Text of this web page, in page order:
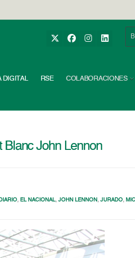
DIGITAL RSE COLABORACIONES
John Lennon
DIARIO, EL NACIONAL,JOHN LENNON ,JURADO,